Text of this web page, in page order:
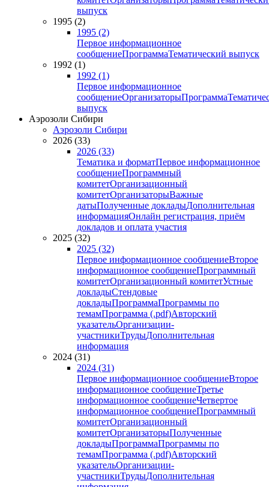
выпуск
1995 (2)
1995 (2)
Первое информационное
сообщениеПрограммаТематический выпуск
1992 (1)
1992 (1)
Первое информационное
сообщениеОрганизаторыПрограмма
выпуск
Аэрозоли Сибири
Аэрозоли Сибири
2026 (33)
2026 (33)
Тематика и форматПервое информационное
сообщениеПрограммный
комитетОрганизационный
комитетОрганизаторыВажные
датыПолученные докладыДополнительная
информацияОнлайн регистрация, приём
докладов и оплата участия
2025 (32)
2025 (32)
Первое информационное сообщениеВторое
информационное сообщениеПрограммный
комитетОрганизационный комитетУстные
докладыСтендовые
докладыПрограммаПрограммы по
темамПрограмма (.pdf)Авторский
указательОрганизации-
участникиТрудыДополнительная
информация
2024 (31)
2024 (31)
Первое информационное сообщениеВторое
информационное сообщениеТретье
информационное сообщениеЧетвертое
информационное сообщениеПрограммный
комитетОрганизационный
комитетОрганизаторыПолученные
докладыПрограммаПрограммы по
темамПрограмма (.pdf)Авторский
указательОрганизации-
участникиТрудыДополнительная